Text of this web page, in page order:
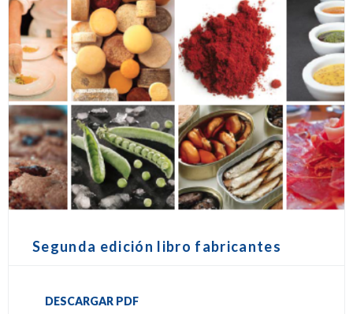
Segunda edición libro fabricantes
DESCARGAR PDF